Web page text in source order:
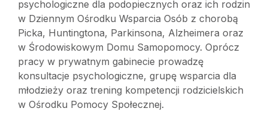
psychologiczne dla podopiecznych oraz ich rodzin
w Dziennym Ośrodku Wsparcia Osób z chorobą
Picka, Huntingtona, Parkinsona, Alzheimera oraz
w Środowiskowym Domu Samopomocy. Oprócz
pracy w prywatnym gabinecie prowadzę
konsultacje psychologiczne, grupę wsparcia dla
młodzieży oraz trening kompetencji rodzicielskich
w Ośrodku Pomocy Społecznej.